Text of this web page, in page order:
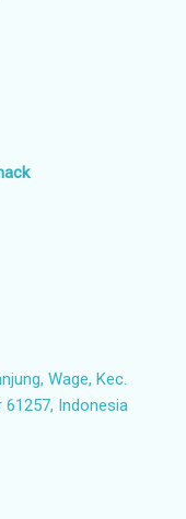
Wage, Kec.
Indonesia